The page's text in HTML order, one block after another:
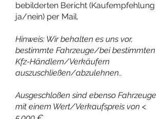
bebilderten Bericht (Kaufempfehlung
ja/nein) per Mail.
Hinweis: Wir behalten es uns vor,
bestimmte Fahrzeuge/bei bestimmten
Kfz-Händlern/Verkäufern
auszuschließen/abzulehnen..
Ausgeschloßen sind ebenso Fahrzeuge
mit einem Wert/Verkaufspreis von <